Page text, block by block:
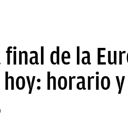
final de la
horario